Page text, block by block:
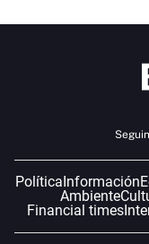
PolíticaInformación
Ambiente
Financial times